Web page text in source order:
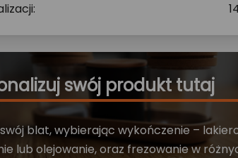
swój produkt tutaj
blat, wybierając wykończenie –
lub olejowanie, oraz frezowanie w